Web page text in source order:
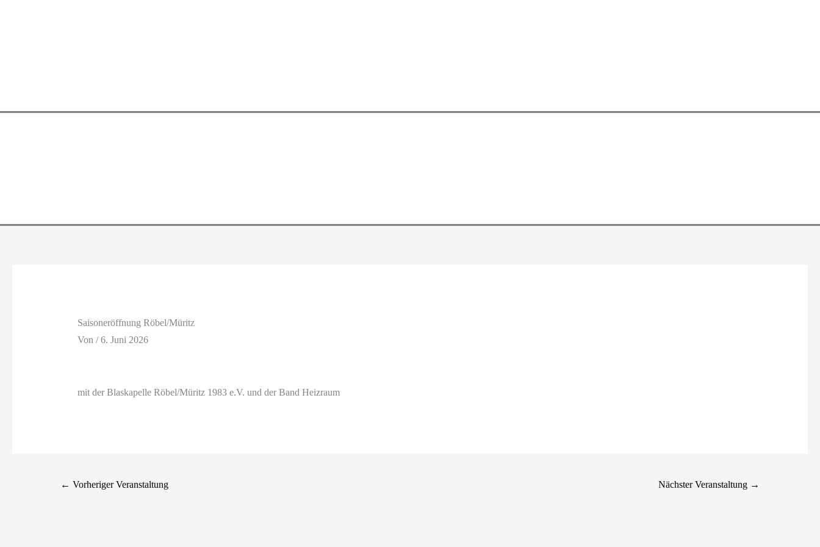
Saisoneröffnung Röbel/Müritz
Von /6. Juni 2026
mit der Blaskapelle Röbel/Müritz 1983 e.V. und der Band Heizraum
← Vorheriger Veranstaltung Nächster Veranstaltung →